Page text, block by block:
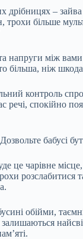
дрібницях –
більше
напруги між
більша, ніж
контроль
речі, спокійно
бабусі
це чарівне
розслабитися
обійми,